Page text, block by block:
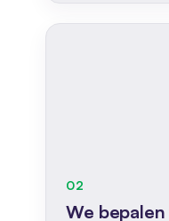
02
We